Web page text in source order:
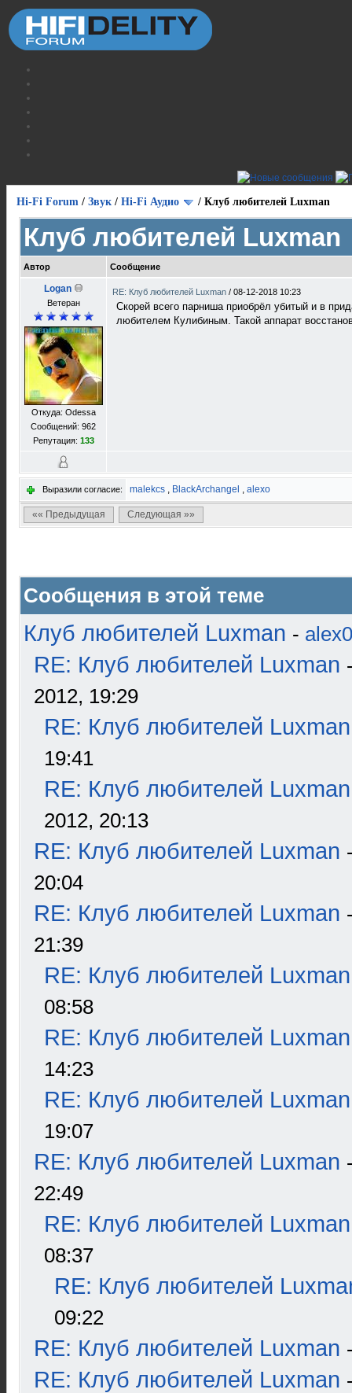
Hi-Fi Forum / Звук / Hi-Fi Аудио / Клуб любителей Luxman
Клуб любителей Luxman
Автор Сообщение
Logan
Ветеран
Откуда: Odessa
Сообщений: 962
Репутация: 133
RE: Клуб любителей Luxman / 08-12-2018 10:23
Скорей всего парниша приобрёл убитый и в
любителем Кулибиным. Такой аппарат
Выразили согласие: malekcs , BlackArchangel , alexo
«« Предыдущая Следующая »»
Сообщения в этой теме
Клуб любителей Luxman -
RE: Клуб любителей Luxman
2012, 19:29
RE: Клуб любителей Luxman
19:41
RE: Клуб любителей Luxman
2012, 20:13
RE: Клуб любителей Luxman
20:04
RE: Клуб любителей Luxman
21:39
RE: Клуб любителей Luxman
08:58
RE: Клуб любителей Luxman
14:23
RE: Клуб любителей Luxman
19:07
RE: Клуб любителей Luxman
22:49
RE: Клуб любителей Luxman
08:37
RE: Клуб любителей
09:22
RE: Клуб любителей Luxman
RE: Клуб любителей Luxman